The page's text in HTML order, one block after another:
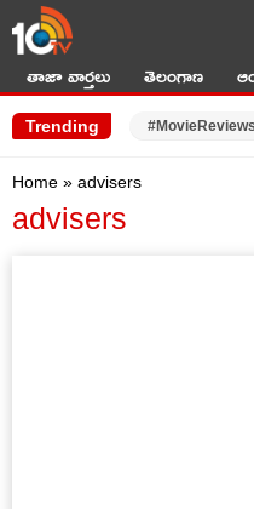
తాజా వార్తలు తెలంగాణ
Trending #MovieReviews
Home » advisers
advisers